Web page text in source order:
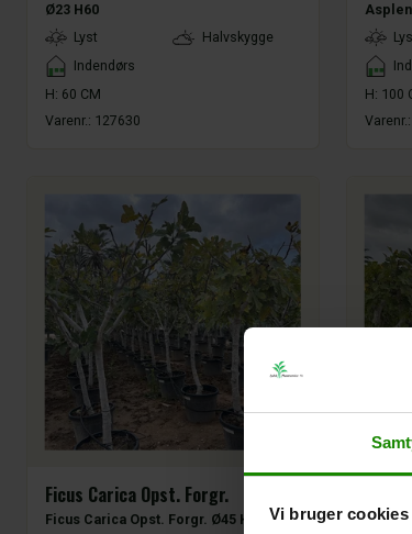
Vi bruger
Ø23 H60
LightType
Lyst
Halvskygge
Placement
Indendørs
H: 60 CM
Varenr.: 127630
H: 100
Varenr.:
Ficus Carica Opst. Forgr.
Ficus Carica Opst. Forgr. Ø45 H180
Ficus